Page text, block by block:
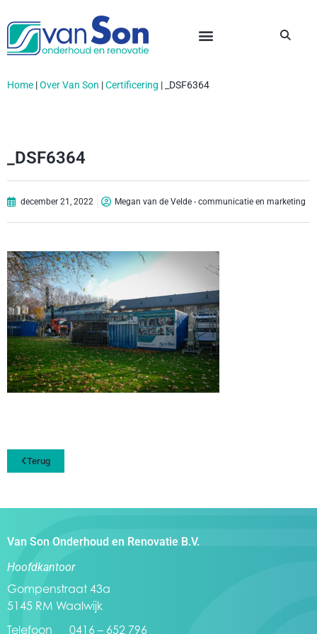
Home |Over Van Son |Certificering | _DSF6364
_DSF6364
december 21, 2022 Megan van de Velde - communicatie en marketing
Terug
Van Son Onderhoud en Renovatie B.V.
Hoofdkantoor
Gompenstraat 43a
5145 RM Waalwijk
Telefoon 0416 – 652 796